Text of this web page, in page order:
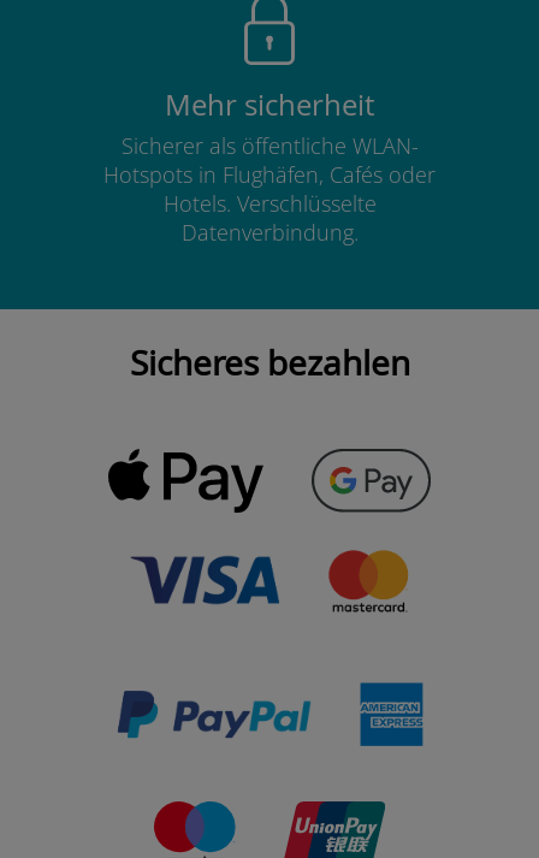
Mehr sicherheit
Sicherer als öffentliche WLAN-
Hotspots in Flughäfen, Cafés oder
Hotels. Verschlüsselte
Datenverbindung.
Sicheres bezahlen